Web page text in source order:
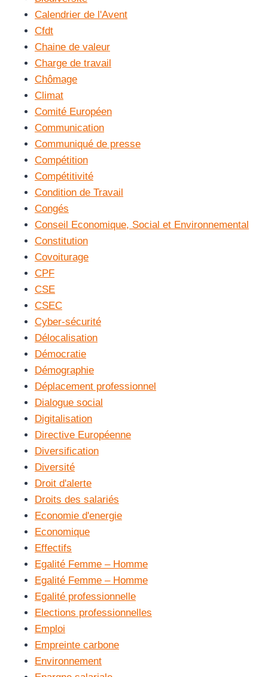
Calendrier de l'Avent
Cfdt
Chaine de valeur
Charge de travail
Chômage
Climat
Comité Européen
Communication
Communiqué de presse
Compétition
Compétitivité
Condition de Travail
Congés
Conseil Economique, Social et Environnemental
Constitution
Covoiturage
CPF
CSE
CSEC
Cyber-sécurité
Délocalisation
Démocratie
Démographie
Déplacement professionnel
Dialogue social
Digitalisation
Directive Européenne
Diversification
Diversité
Droit d'alerte
Droits des salariés
Economie d'energie
Economique
Effectifs
Egalité Femme – Homme
Egalité Femme – Homme
Egalité professionnelle
Elections professionnelles
Emploi
Empreinte carbone
Environnement